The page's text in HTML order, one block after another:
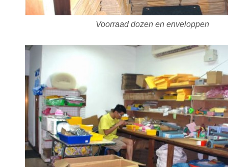
Voorraad dozen en enveloppen